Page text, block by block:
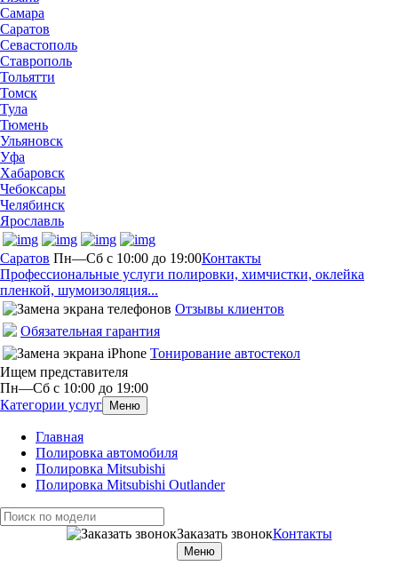
Самара
Саратов
Севастополь
Ставрополь
Тольятти
Томск
Тула
Тюмень
Ульяновск
Уфа
Хабаровск
Чебоксары
Челябинск
Ярославль
Саратов Пн—Сб с 10:00 до 19:00Контакты
Профессиональные услуги полировки, химчистки, оклейка
пленкой, шумоизоляция...
Отзывы клиентов
Обязательная гарантия
Тонирование автостекол
Ищем представителя
Пн—Сб с 10:00 до 19:00
Категории услуг
Меню
Главная
Полировка автомобиля
Полировка Mitsubishi
Полировка Mitsubishi Outlander
Заказать звонокКонтакты
Меню